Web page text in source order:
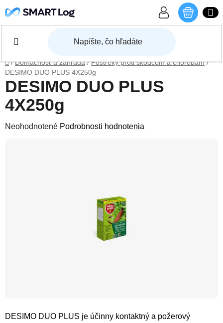
Domov
/ Domácnosť a záhrada / Postreky proti škodcom a chorobám /
DESIMO DUO PLUS 4X250g
DESIMO DUO PLUS je účinny kontaktný a požerový
DESIMO DUO PLUS
4X250g
Priemerné hodnotenie produktu je 0,0 z 5 hviezdičiek.
Neohodnotené Podrobnosti hodnotenia